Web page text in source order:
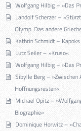
Wolfgang Hilbig – »Das
Landolf Scherzer –
Olymp. Das andere
Kathrin Schmidt –
Lutz Seiler – »Kruso«
Wolfgang Hilbig – »Das
Sibylle Berg – »Zwischen
Hoffnungsresten«
Michael Opitz –
Biographie«
Dominique Horwitz –